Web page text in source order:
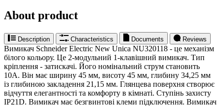
About product
Description Characteristics Documents Reviews
Вимикач Schneider Electric New Unica NU320118 - це механізм
білого кольору. Це 2-модульний 1-клавішний вимикач. Тип
кріплення - затискачі. Його номінальний струм становить
10A. Він має ширину 45 мм, висоту 45 мм, глибину 34,25 мм
із глибиною закладення 21,15 мм. Глянцева поверхня створює
відчуття елегантності та комфорту в кімнаті. Ступінь захисту
IP21D. Вимикач має безгвинтові клеми підключення. Вимикач